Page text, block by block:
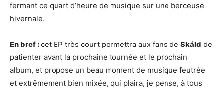
fermant ce quart d’heure de musique sur une berceuse
hivernale.
En bref :cet EP très court permettra aux fans de Skáld de
patienter avant la prochaine tournée et le prochain
album, et propose un beau moment de musique feutrée
et extrêmement bien mixée, qui plaira, je pense, à tous